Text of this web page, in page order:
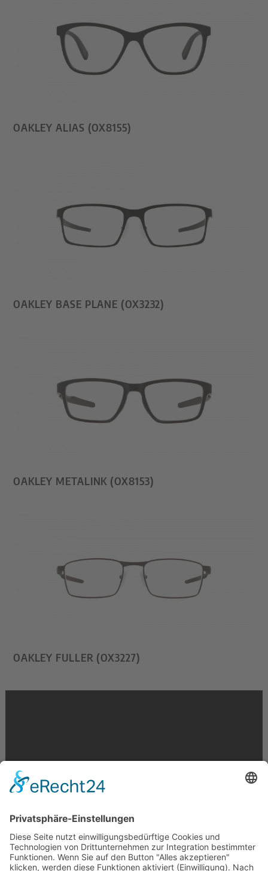
OAKLEY ALIAS (OX8155)
OAKLEY BASE PLANE (OX3232)
OAKLEY METALINK (OX8153)
OAKLEY FULLER (OX3227)